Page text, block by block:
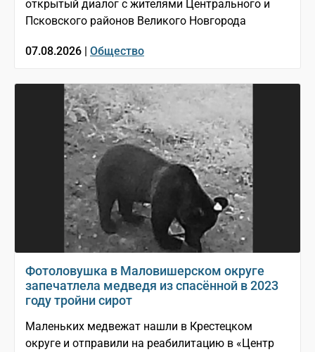
открытый диалог с жителями Центрального и
Псковского районов Великого Новгорода
07.08.2026 | Общество
Фотоловушка в Маловишерском округе
запечатлела медведя из спасённой в 2023
году тройни сирот
Маленьких медвежат нашли в Крестецком
округе и отправили на реабилитацию в «Центр